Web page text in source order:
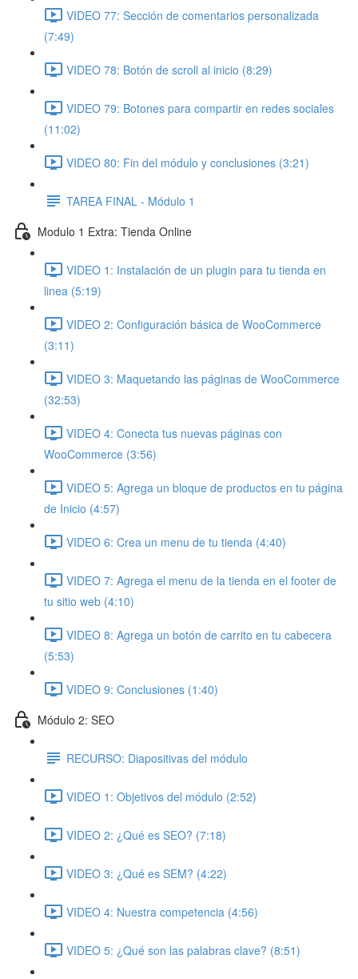
VIDEO 77: Sección de comentarios personalizada
(7:49)
VIDEO 78: Botón de scroll al inicio (8:29)
VIDEO 79: Botones para compartir en redes sociales
(11:02)
VIDEO 80: Fin del módulo y conclusiones (3:21)
TAREA FINAL - Módulo 1
Modulo 1 Extra: Tienda Online
VIDEO 1: Instalación de un plugin para tu tienda en
linea (5:19)
VIDEO 2: Configuración básica de WooCommerce
(3:11)
VIDEO 3: Maquetando las páginas de WooCommerce
(32:53)
VIDEO 4: Conecta tus nuevas páginas con
WooCommerce (3:56)
VIDEO 5: Agrega un bloque de productos en tu página
de Inicio (4:57)
VIDEO 6: Crea un menu de tu tienda (4:40)
VIDEO 7: Agrega el menu de la tienda en el footer de
tu sitio web (4:10)
VIDEO 8: Agrega un botón de carrito en tu cabecera
(5:53)
VIDEO 9: Conclusiones (1:40)
Módulo 2: SEO
RECURSO: Diapositivas del módulo
VIDEO 1: Objetivos del módulo (2:52)
VIDEO 2: ¿Qué es SEO? (7:18)
VIDEO 3: ¿Qué es SEM? (4:22)
VIDEO 4: Nuestra competencia (4:56)
VIDEO 5: ¿Qué son las palabras clave? (8:51)